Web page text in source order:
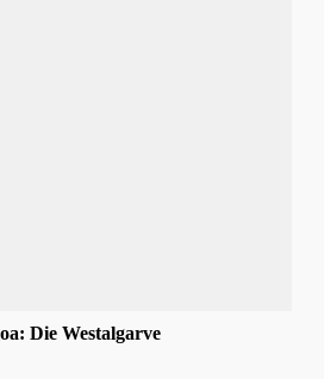
Die Westalgarve